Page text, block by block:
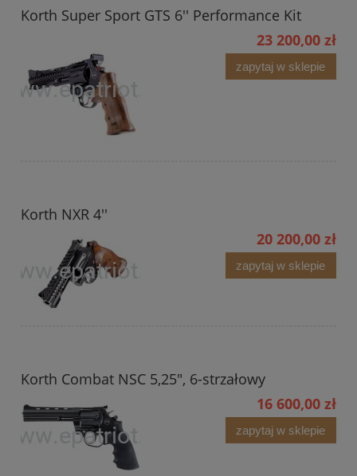
Korth Super Sport GTS 6'' Performance Kit
23 200,00 zł
zapytaj w sklepie
Korth NXR 4''
20 200,00 zł
zapytaj w sklepie
Korth Combat NSC 5,25", 6-strzałowy
16 600,00 zł
zapytaj w sklepie